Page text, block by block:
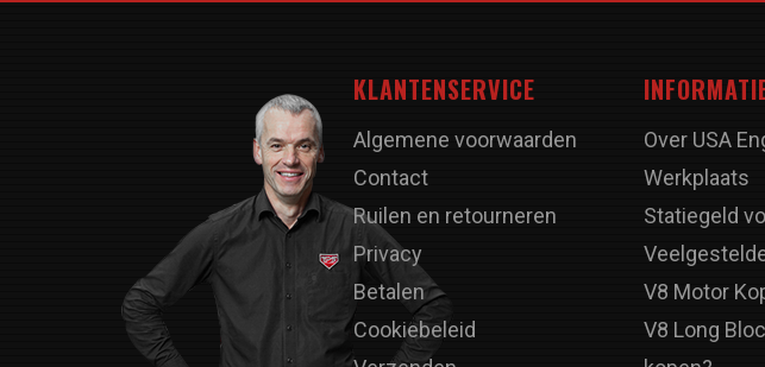
KLANTENSERVICE
Algemene voorwaarden
Contact
Ruilen en retourneren
Privacy
Betalen
Cookiebeleid
Over USA
Werkplaats
Statiegeld
V8 Motor
V8 Long